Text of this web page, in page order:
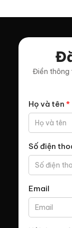
Điền thông
Họ và tên *
Số điện
Email